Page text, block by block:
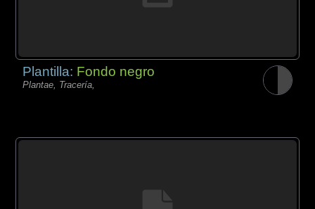
Plantilla: Fondo negro
Plantae, Tracería,